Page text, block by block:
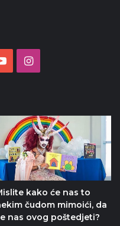
YouTubeInstagram
kako će nas to
čudom mimoići, da
nas ovog poštedjeti?